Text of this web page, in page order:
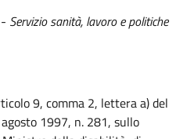
Servizio sanità, lavoro e politiche
9, comma 2, lettera a) del
1997, n. 281, sullo